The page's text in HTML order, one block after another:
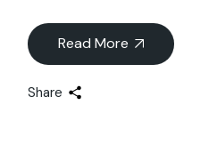
Read More
Share